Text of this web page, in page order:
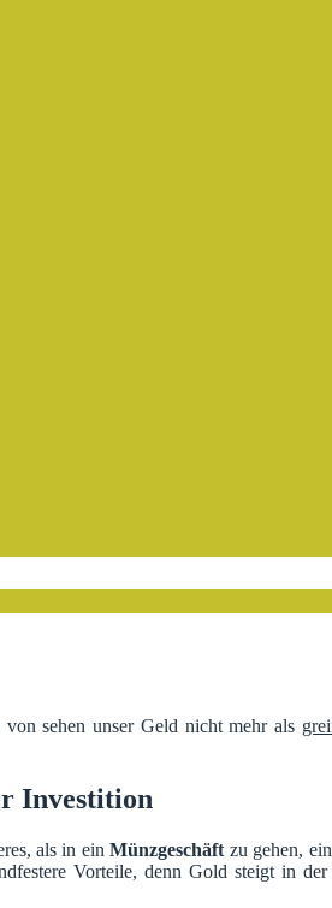
sehen unser Geld nicht mehr als
Investition
als in einMünzgeschäft zu gehen,
Vorteile, denn Gold steigt in